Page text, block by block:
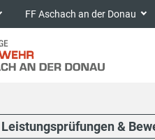
FF Aschach an der Donau
Leistungsprüfungen &